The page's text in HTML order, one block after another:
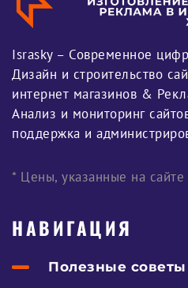
Israsky – Современное
Дизайн и строительство
интернет магазинов &
Анализ и мониторинг
поддержка и
* Цены, указанные на
НАВИГАЦИЯ
Полезные советы